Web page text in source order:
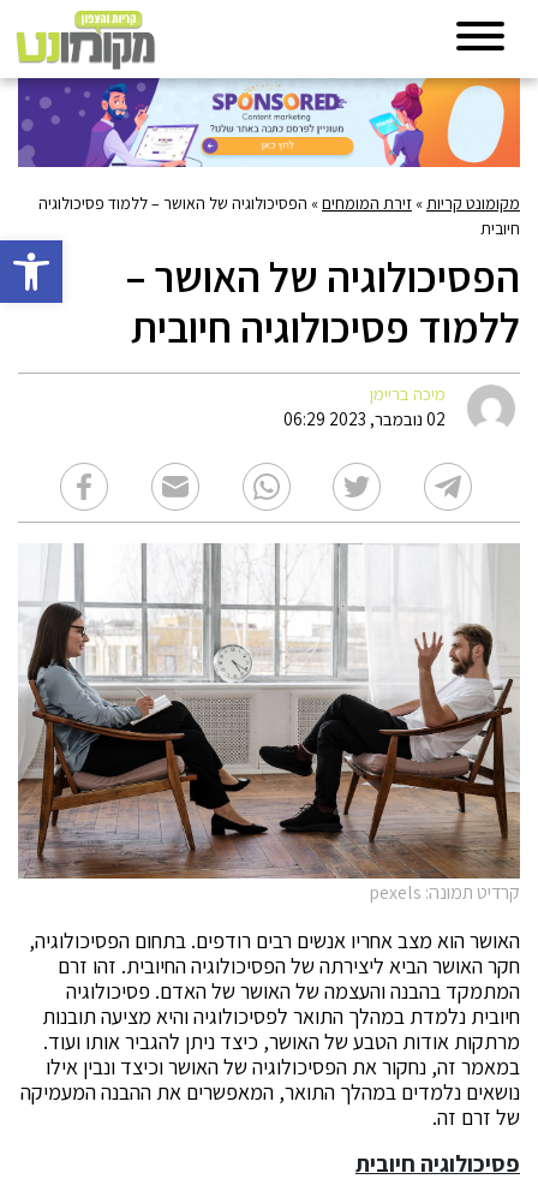
פתח
מקומונט קריות » זירת המומחים» הפסיכולוגיה של האושר – ללמוד פסיכולוגיה
חיובית
הפסיכולוגיה של האושר –
ללמוד פסיכולוגיה חיובית
מיכה בריימן
02 נובמבר, 2023 06:29
קרדיט תמונה: pexels
האושר הוא מצב אחריו אנשים רבים רודפים. בתחום הפסיכולוגיה,
חקר האושר הביא ליצירתה של הפסיכולוגיה החיובית. זהו זרם
המתמקד בהבנה והעצמה של האושר של האדם. פסיכולוגיה
חיובית נלמדת במהלך התואר לפסיכולוגיה והיא מציעה תובנות
מרתקות אודות הטבע של האושר, כיצד ניתן להגביר אותו ועוד.
במאמר זה, נחקור את הפסיכולוגיה של האושר וכיצד ונבין אילו
נושאים נלמדים במהלך התואר, המאפשרים את ההבנה המעמיקה
של זרם זה.
פסיכולוגיה חיובית